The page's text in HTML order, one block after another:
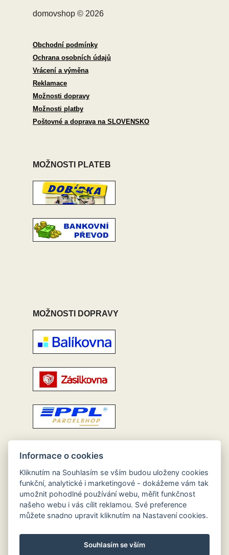
domovshop © 2026
Obchodní podmínky
Ochrana osobních údajů
Vrácení a výměna
Reklamace
Možnosti dopravy
Možnosti platby
Poštovné a doprava na SLOVENSKO
MOŽNOSTI PLATEB
MOŽNOSTI DOPRAVY
Informace o cookies
Kliknutím na Souhlasím se vším budou uloženy cookies
funkční, analytické i marketingové - dokážeme vám tak
umožnit pohodlné používání webu, měřit funkčnost
našeho webu i vás cílit reklamou. Své preference
můžete snadno upravit kliknutím na Nastavení cookies.
Souhlasím se vším